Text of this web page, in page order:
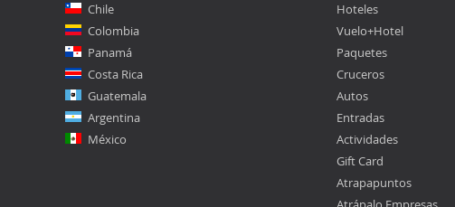
Chile
Colombia
Panamá
Costa Rica
Guatemala
Argentina
México
Hoteles
Vuelo+Hotel
Paquetes
Cruceros
Autos
Entradas
Actividades
Gift Card
Atrapapuntos